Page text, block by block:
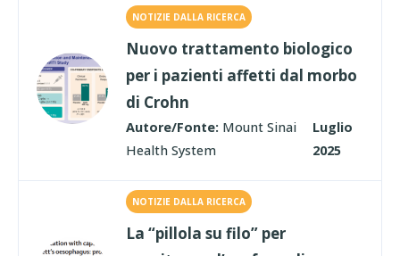
NOTIZIE DALLA RICERCA
Nuovo trattamento biologico
per i pazienti affetti dal morbo
di Crohn
Autore/Fonte: Mount Sinai
Health System
Luglio
2025
NOTIZIE DALLA RICERCA
La “pillola su filo” per